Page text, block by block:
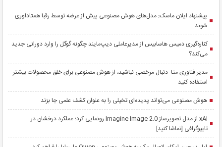
پیشنهاد ایلان ماسک: مدل‌های هوش مصنوعی پیش از عرضه توسط رقبا همتاداوری
شوند
کناره‌گیری دمیس هاسابیس از مدیرعاملی دیپ‌مایند چگونه گوگل را وارد دورانی جدید
می‌کند؟
مدیر فناوری متا: دنبال مرخصی نباشید، از هوش مصنوعی برای خلق محصولات بیشتر
استفاده کنید
هوش مصنوعی می‌تواند پدیده‌ای تخیلی را به عنوان کشف علمی جا بزند
xAI از مدل تصویرساز Imagine Image 2.0 رونمایی کرد؛ عملکرد درخشان در
تایپوگرافی [تماشا کنید]